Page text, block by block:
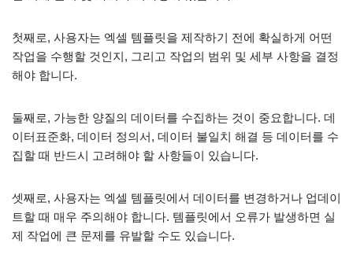
첫째로, 사용자는 엑셀 템플릿을 제작하기 전에 확실하게 어떤
작업을 수행할 것인지, 그리고 작업의 범위 및 세부 사항을 결정
해야 합니다.
둘째로, 가능한 양질의 데이터를 수집하는 것이 중요합니다. 데
이터표준화, 데이터 정의서, 데이터 불일치 해결 등 데이터를 수
집할 때 반드시 고려해야 할 사항들이 있습니다.
셋째로, 사용자는 엑셀 템플릿에서 데이터를 변경하거나 업데이
트할 때 매우 주의해야 합니다. 템플릿에서 오류가 발생하면 실
제 작업에 큰 문제를 유발할 수도 있습니다.